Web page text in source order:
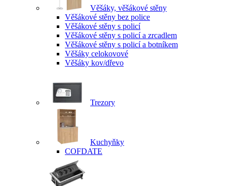
Věšáky, věšákové stěny
Věšákové stěny bez police
Věšákové stěny s policí
Věšákové stěny s policí a zrcadlem
Věšákové stěny s policí a botníkem
Věšáky celokovové
Věšáky kov/dřevo
Trezory
Kuchyňky
COFDATE